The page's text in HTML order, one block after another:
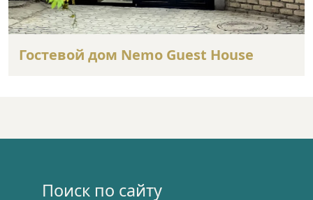
Гостевой дом Nemo Guest House
Поиск по сайту